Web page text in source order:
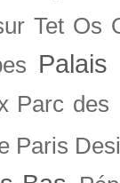
Tet Os
Palais
Parc des
Paris